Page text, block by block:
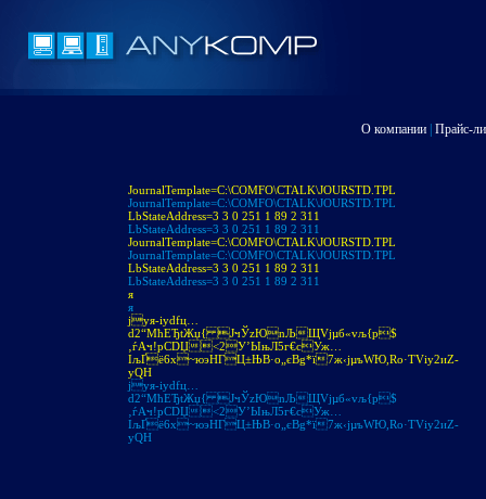
О компании Прайс-
JournalTemplate=C:\COMFO\CTALK\JOURSTD.TPL
JournalTemplate=C:\COMFO\CTALK\JOURSTD.TPL
LbStateAddress=3 3 0 251 1 89 2 311
LbStateAddress=3 3 0 251 1 89 2 311
JournalTemplate=C:\COMFO\CTALK\JOURSTD.TPL
JournalTemplate=C:\COMFO\CTALK\JOURSTD.TPL
LbStateAddress=3 3 0 251 1 89 2 311
LbStateAddress=3 3 0 251 1 89 2 311
я
я
jуя-іуdfц…
d2“МћЕЂtЖџ{ JчЎzЮnЉЩVjµб«vљ{p$
‚ѓAч!pСDЏ<2У’ЫњЛ5г€cУж…
IљҐё6х~юэНГЦ±ЊB·o„єBg*ї7ж‹jµъWЮ,Ro·ТVіу2иZ­
уQH
jуя-іуdfц…
d2“МћЕЂtЖџ{ JчЎzЮnЉЩVjµб«vљ{p$
‚ѓAч!pСDЏ<2У’ЫњЛ5г€cУж…
IљҐё6х~юэНГЦ±ЊB·o„єBg*ї7ж‹jµъWЮ,Ro·ТVіу2иZ­
уQH